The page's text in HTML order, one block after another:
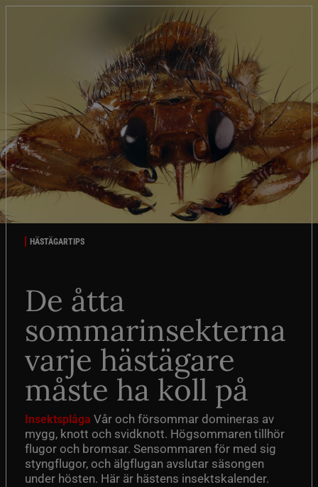
HÄSTÄGARTIPS
De åtta
sommarinsekterna
varje hästägare
måste ha koll på
Insektsplåga Vår och försommar domineras av
mygg, knott och svidknott. Högsommaren tillhör
flugor och bromsar. Sensommaren för med sig
styngflugor, och älgflugan avslutar säsongen
under hösten. Här är hästens insektskalender.